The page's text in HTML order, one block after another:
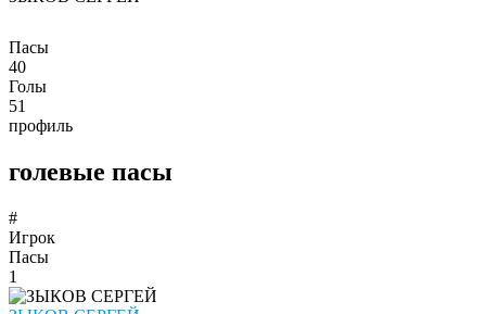
Пасы
40
Голы
51
профиль
голевые пасы
#
Игрок
Пасы
1